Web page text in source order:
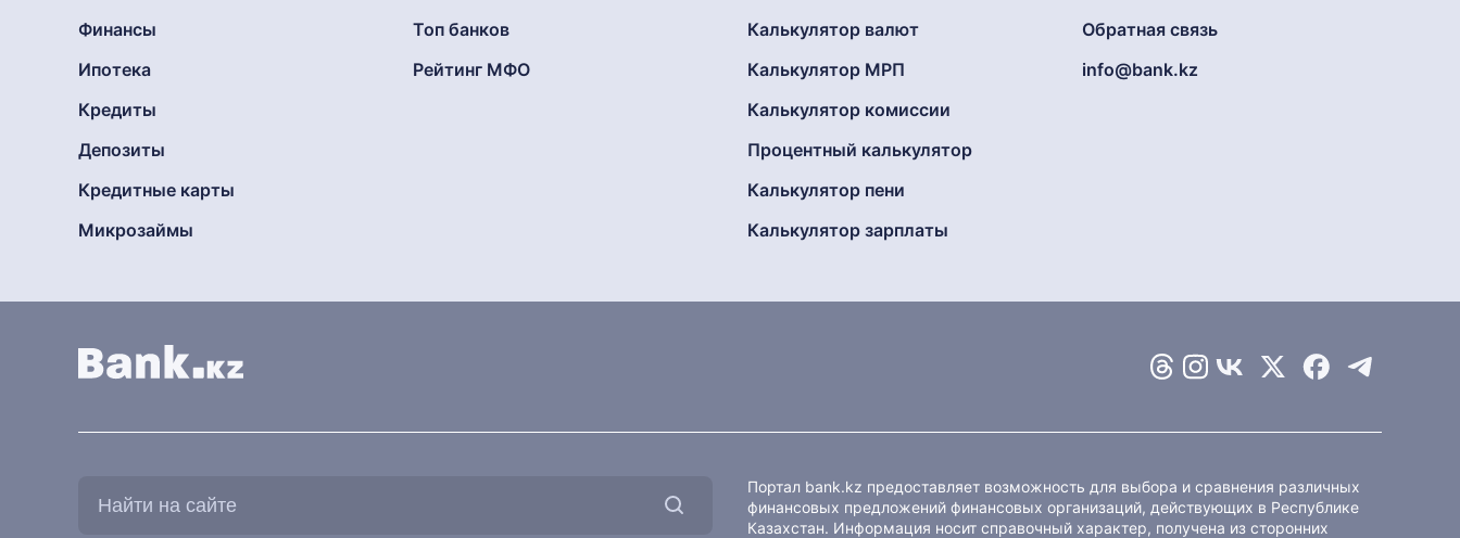
Финансы
Ипотека
Кредиты
Депозиты
Кредитные карты
Микрозаймы
Топ банков
Рейтинг МФО
Калькулятор валют
Калькулятор МРП
Калькулятор комиссии
Процентный калькулятор
Калькулятор пени
Калькулятор зарплаты
Обратная связь
info@bank.kz
Портал bank.kz предоставляет возможность для выбора и сравнения различных
финансовых предложений финансовых организаций, действующих в Республике
Казахстан. Информация носит справочный характер, получена из сторонних